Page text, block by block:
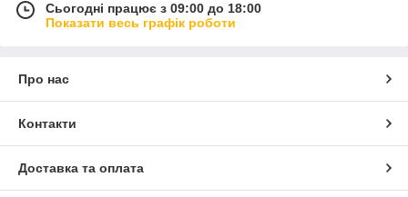
Сьогодні працює з 09:00 до 18:00
Показати весь графік роботи
Про нас
Контакти
Доставка та оплата